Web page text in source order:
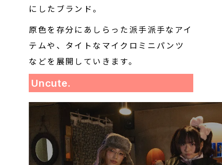
にしたブランド。
原色を存分にあしらった派手派手なアイ
テムや、タイトなマイクロミニパンツ
などを展開していきます。
Uncute.